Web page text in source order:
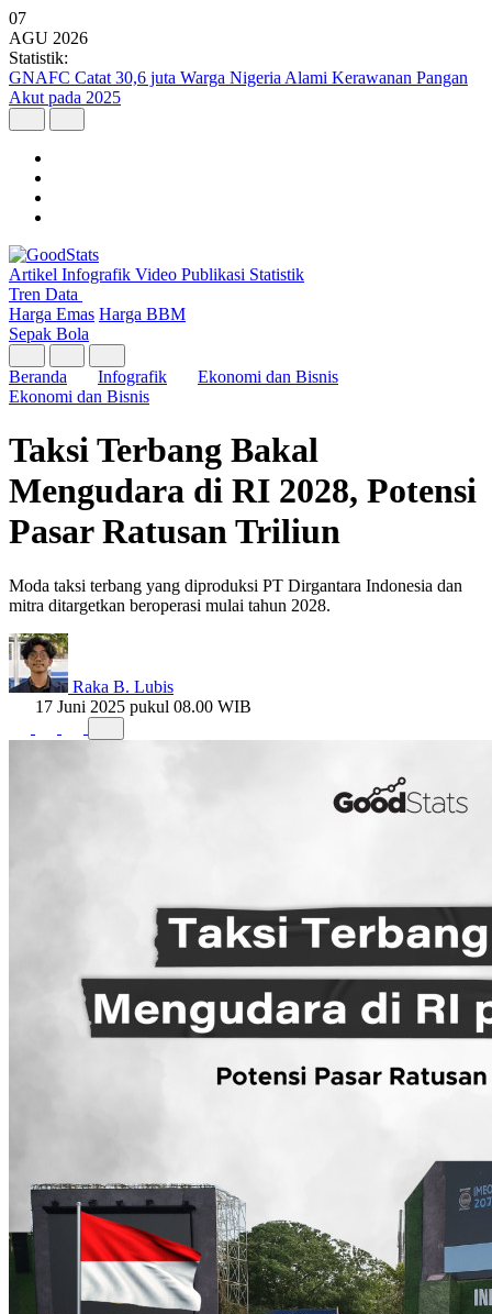
07
AGU 2026
Statistik:
GNAFC Catat 30,6 juta Warga Nigeria Alami Kerawanan Pangan
Akut pada 2025
Artikel Infografik Video Publikasi Statistik
Tren Data
Harga Emas Harga BBM
Sepak Bola
Beranda Infografik
Ekonomi dan Bisnis
Ekonomi dan Bisnis
Taksi Terbang Bakal
Mengudara di RI 2028, Potensi
Pasar Ratusan Triliun
Moda taksi terbang yang diproduksi PT Dirgantara Indonesia dan
mitra ditargetkan beroperasi mulai tahun 2028.
Raka B. Lubis
17 Juni 2025 pukul 08.00 WIB